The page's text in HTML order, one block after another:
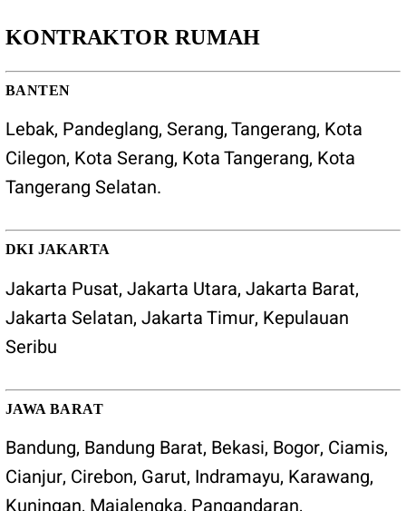
KONTRAKTOR RUMAH
BANTEN
Lebak, Pandeglang, Serang,Tangerang, Kota
Cilegon, Kota Serang, Kota Tangerang, Kota
Tangerang Selatan.
DKI JAKARTA
Jakarta Pusat, Jakarta Utara, Jakarta Barat,
Jakarta Selatan, Jakarta Timur, Kepulauan
Seribu
JAWA BARAT
Bandung, Bandung Barat, Bekasi, Bogor, Ciamis,
Cianjur, Cirebon, Garut, Indramayu, Karawang,